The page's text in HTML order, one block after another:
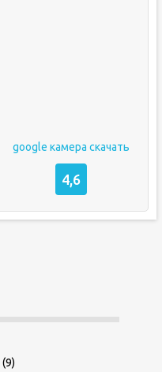
google камера скачать
4,6
(9)